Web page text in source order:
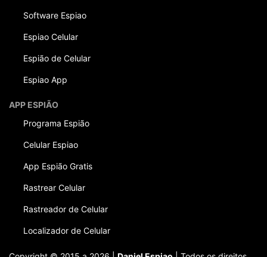
Software Espiao
Espiao Celular
Espião de Celular
Espiao App
APP ESPIÃO
Programa Espião
Celular Espiao
App Espião Gratis
Rastrear Celular
Rastreador de Celular
Localizador de Celular